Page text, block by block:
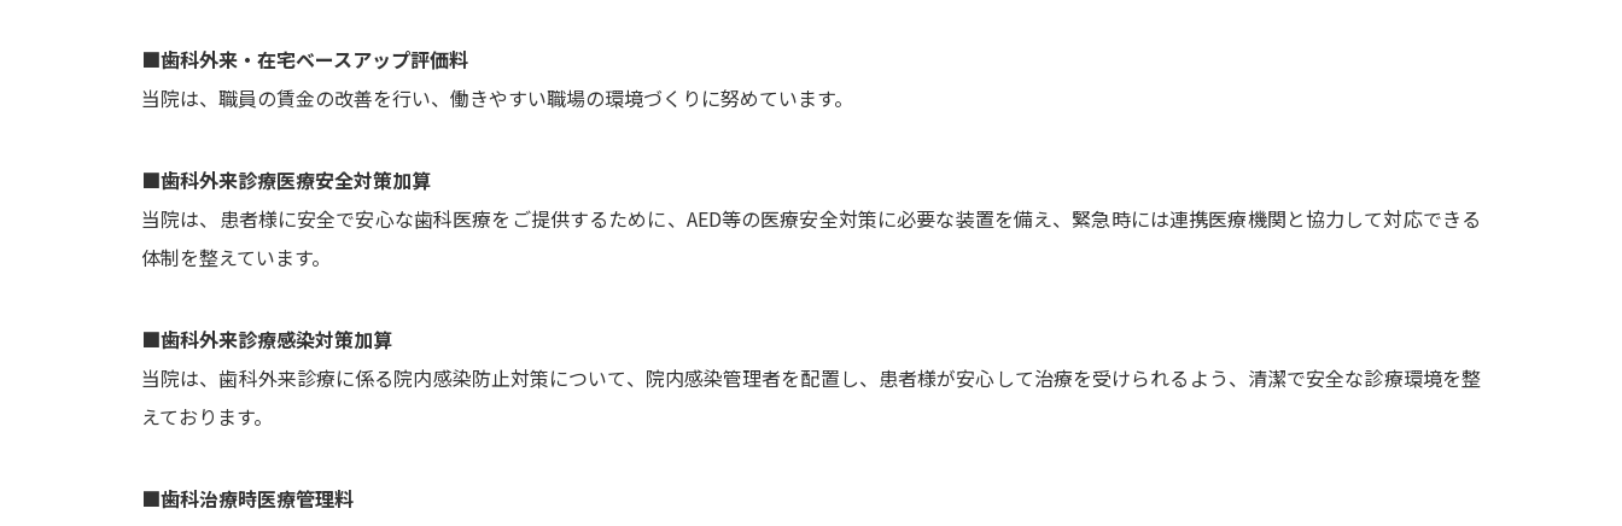
■歯科外来・在宅ベースアップ評価料
当院は、職員の賃金の改善を行い、働きやすい職場の環境づくりに努めています。
■歯科外来診療医療安全対策加算
当院は、患者様に安全で安心な歯科医療をご提供するために、AED等の医療安全対策に必要な装置を備え、緊急時には連携医療機関と協力して対応できる
体制を整えています。
■歯科外来診療感染対策加算
当院は、歯科外来診療に係る院内感染防止対策について、院内感染管理者を配置し、患者様が安心して治療を受けられるよう、清潔で安全な診療環境を整
えております。
■歯科治療時医療管理料